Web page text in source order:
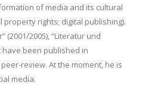
of media and its cultural
rights; digital publishing).
(2001/2005), “Literatur und
have been published in
review. At the moment, he is
media.